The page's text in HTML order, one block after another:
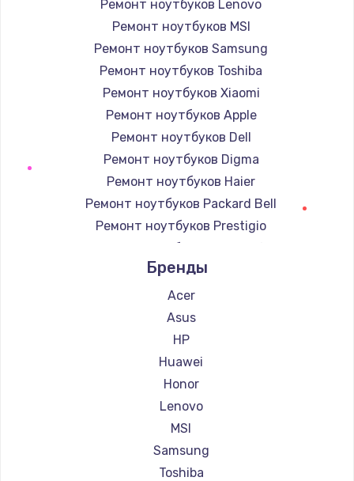
Ремонт ноутбуков Lenovo
Ремонт ноутбуков MSI
Ремонт ноутбуков Samsung
Ремонт ноутбуков Toshiba
Ремонт ноутбуков Xiaomi
Ремонт ноутбуков Apple
Ремонт ноутбуков Dell
Ремонт ноутбуков Digma
Ремонт ноутбуков Haier
Ремонт ноутбуков Packard Bell
Ремонт ноутбуков Prestigio
Ремонт ноутбуков Microsoft
Ремонт ноутбуков Alienware
Ремонт ноутбуков Gigabyte
Ремонт ноутбуков Aorus
Ремонт ноутбуков Maibenben
Ремонт ноутбуков Getac
Ремонт ноутбуков Epson
Ремонт ноутбуков Philips
Ремонт ноутбуков LG
Ремонт ноутбуков Panasonic
Ремонт ноутбуков Irbis
Бренды
Acer
Asus
HP
Huawei
Honor
Lenovo
MSI
Samsung
Toshiba